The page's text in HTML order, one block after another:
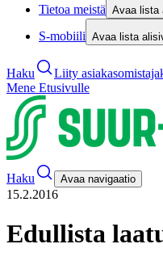
Tietoa meistä Avaa lista
S-mobiili Avaa lista
Haku
Liity
Mene Etusivulle
Haku Avaa navigaatio
15.2.2016
Edullista